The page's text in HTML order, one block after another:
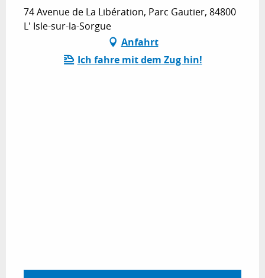
74 Avenue de La Libération, Parc Gautier, 84800
L' Isle-sur-la-Sorgue
Anfahrt
Ich fahre mit dem Zug hin!